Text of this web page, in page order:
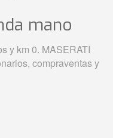
mano
y km 0. MASERATI
compraventas y